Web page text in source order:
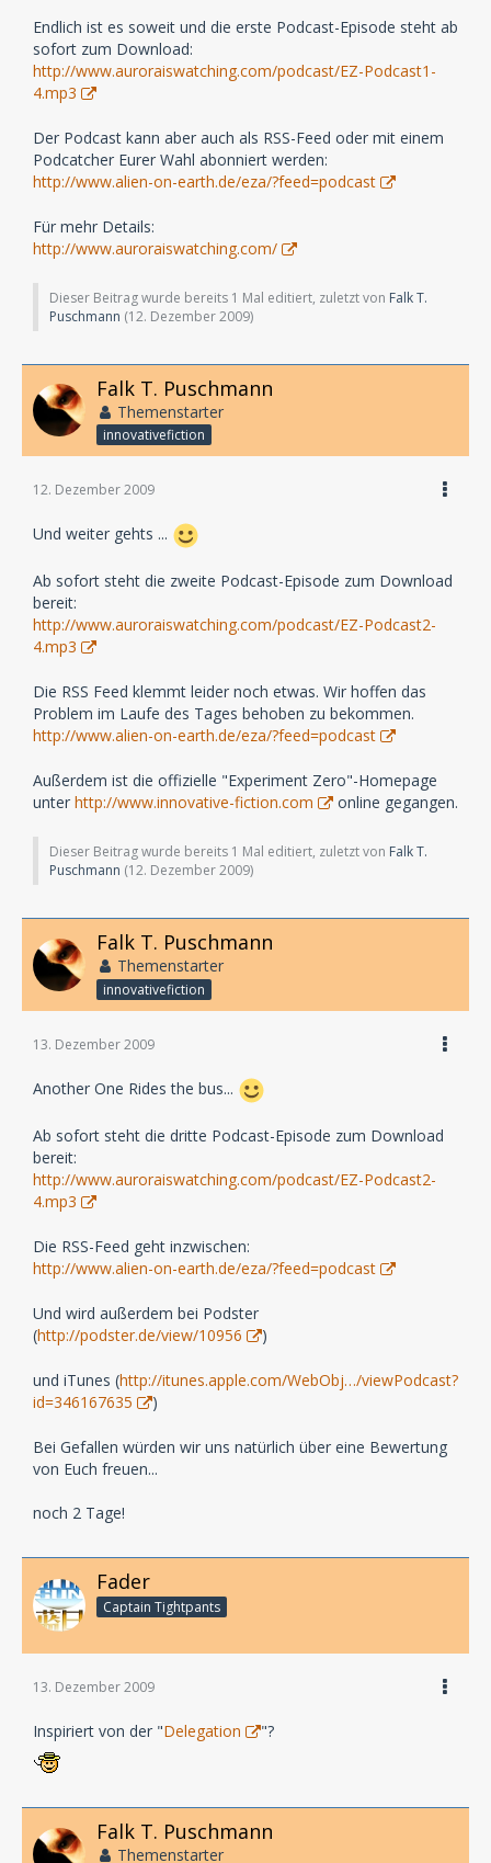
Endlich ist es soweit und die erste Podcast-Episode steht ab
sofort zum Download:
http://www.auroraiswatching.com/podcast/EZ-Podcast1-
4.mp3
Der Podcast kann aber auch als RSS-Feed oder mit einem
Podcatcher Eurer Wahl abonniert werden:
http://www.alien-on-earth.de/eza/?feed=podcast
Für mehr Details:
http://www.auroraiswatching.com/
Dieser Beitrag wurde bereits 1 Mal editiert, zuletzt von Falk T.
Puschmann (12. Dezember 2009)
Falk T. Puschmann
Themenstarter
innovativefiction
12. Dezember 2009
Und weiter gehts ...
Ab sofort steht die zweite Podcast-Episode zum Download
bereit:
http://www.auroraiswatching.com/podcast/EZ-Podcast2-
4.mp3
Die RSS Feed klemmt leider noch etwas. Wir hoffen das
Problem im Laufe des Tages behoben zu bekommen.
http://www.alien-on-earth.de/eza/?feed=podcast
Außerdem ist die offizielle "Experiment Zero"-Homepage
unter http://www.innovative-fiction.com online gegangen.
Dieser Beitrag wurde bereits 1 Mal editiert, zuletzt von Falk T.
Puschmann (12. Dezember 2009)
Falk T. Puschmann
Themenstarter
innovativefiction
13. Dezember 2009
Another One Rides the bus...
Ab sofort steht die dritte Podcast-Episode zum Download
bereit:
http://www.auroraiswatching.com/podcast/EZ-Podcast2-
4.mp3
Die RSS-Feed geht inzwischen:
http://www.alien-on-earth.de/eza/?feed=podcast
Und wird außerdem bei Podster
(http://podster.de/view/10956 )
und iTunes (http://itunes.apple.com/WebObj…/viewPodcast?
id=346167635
)
Bei Gefallen würden wir uns natürlich über eine Bewertung
von Euch freuen...
noch 2 Tage!
Fader
Captain Tightpants
13. Dezember 2009
Inspiriert von der "Delegation "?
Falk T. Puschmann
Themenstarter